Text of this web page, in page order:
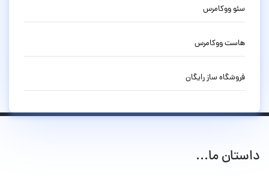
سئو ووکامرس
هاست ووکامرس
فروشگاه ساز رایگان
داستان ما...